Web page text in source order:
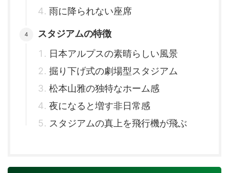
雨に降られない座席
スタジアムの特徴
日本アルプスの素晴らしい風景
掘り下げ式の劇場型スタジアム
松本山雅の独特なホーム感
夜になると増す非日常感
スタジアムの真上を飛行機が飛ぶ